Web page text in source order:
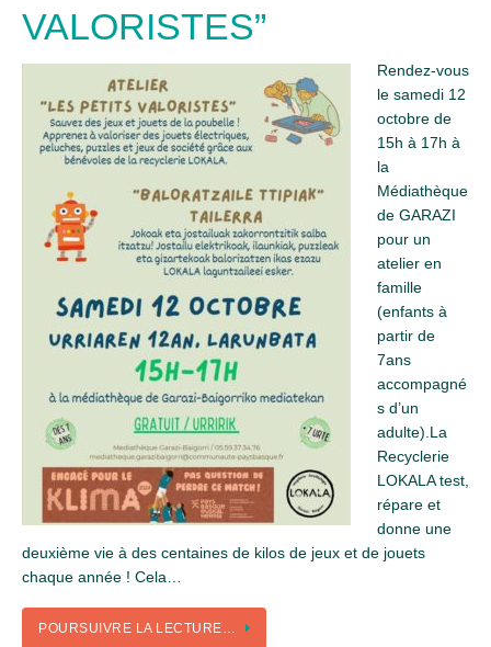
VALORISTES”
Rendez-vous
le samedi 12
octobre de
15h à 17h à
la
Médiathèque
de GARAZI
pour un
atelier en
famille
(enfants à
partir de
7ans
accompagné
s d’un
adulte).La
Recyclerie
LOKALA test,
répare et
donne une
deuxième vie à des centaines de kilos de jeux et de jouets
chaque année ! Cela…
POURSUIVRE LA LECTURE…